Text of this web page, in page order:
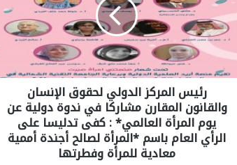
رئيس المركز الدولي لحقوق الإنسان
والقانون المقارن مشاركا في ندوة دولية عن
يوم المرأة العالمي* : كفى تدليسا على
الرأي العام باسم *المرأة لصالح أجندة أممية
معادية للمرأة وفطرتها